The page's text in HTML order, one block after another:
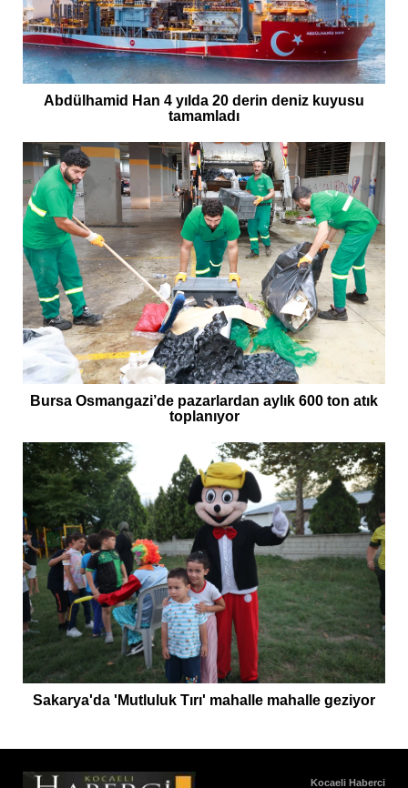
Abdülhamid Han 4 yılda 20 derin deniz kuyusu
tamamladı
Bursa Osmangazi’de pazarlardan aylık 600 ton atık
toplanıyor
Sakarya'da 'Mutluluk Tırı' mahalle mahalle geziyor
Kocaeli Haberci